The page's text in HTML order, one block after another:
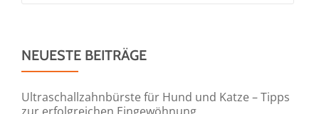
NEUESTE BEITRÄGE
Ultraschallzahnbürste für Hund und Katze – Tipps